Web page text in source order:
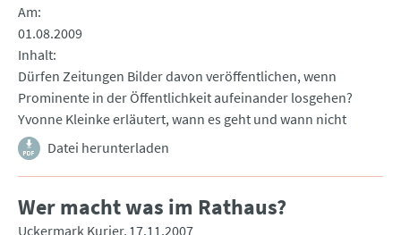
Am
01.08.2009
Inhalt
Dürfen Zeitungen Bilder davon veröffentlichen, wenn
Prominente in der Öffentlichkeit aufeinander losgehen?
Yvonne Kleinke erläutert, wann es geht und wann nicht
Datei herunterladen
Wer macht was im Rathaus?
Uckermark Kurier 17.11.2007